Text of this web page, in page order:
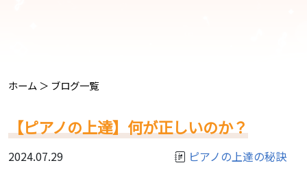
ホーム ＞ ブログ一覧
【ピアノの上達】何が正しいのか？
2024.07.29 ピアノの上達の秘訣